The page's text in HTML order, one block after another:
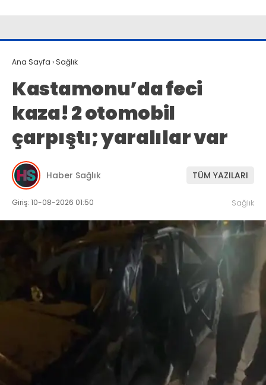
Ana Sayfa › Sağlık
Kastamonu’da feci
kaza! 2 otomobil
çarpıştı; yaralılar var
Haber Sağlık TÜM YAZILARI
Giriş: 10-08-2026 01:50 Sağlık